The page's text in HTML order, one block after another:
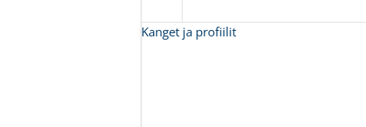
Kanget ja profiilit